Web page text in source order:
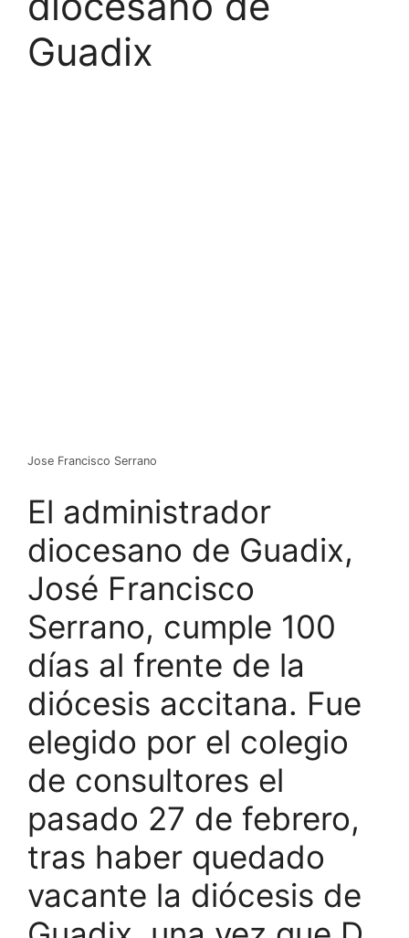
Guadix
Jose Francisco Serrano
El administrador
diocesano de Guadix,
José Francisco
Serrano, cumple 100
días al frente de la
diócesis accitana. Fue
elegido por el colegio
de consultores el
pasado 27 de febrero,
tras haber quedado
vacante la diócesis de